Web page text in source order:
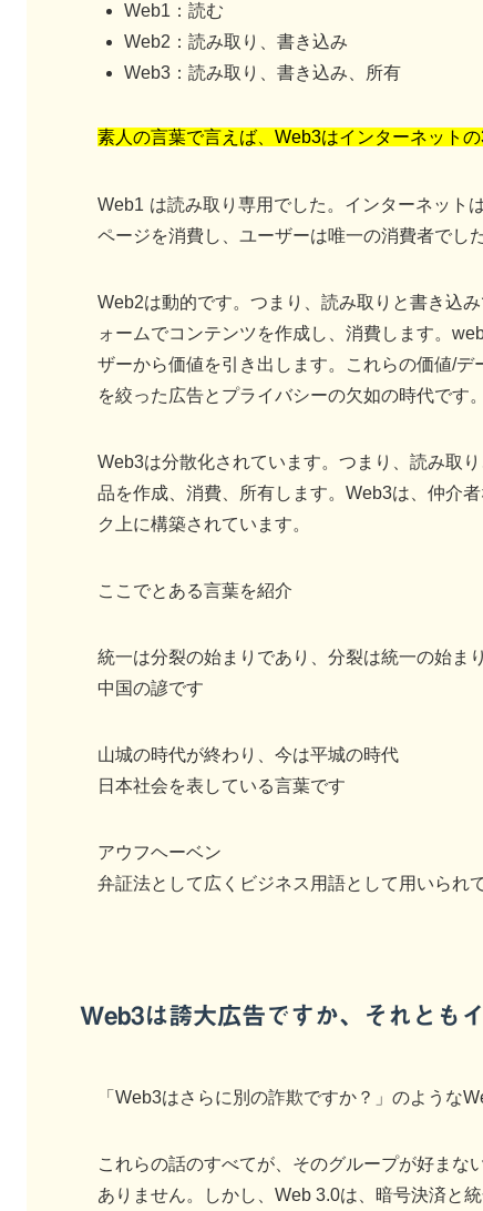
Web1：読む
Web2：読み取り、書き込み
Web3：読み取り、書き込み、所有
素人の言葉で言えば、Web3はインターネット
Web1 は読み取り専用でした。インターネット
ページを消費し、ユーザーは唯一の消費者でした
Web2は動的です。つまり、読み取りと書き込
ォームでコンテンツを作成し、消費します。
ザーから価値を引き出します。これらの価値/
を絞った広告とプライバシーの欠如の時代です。
Web3は分散化されています。つまり、読み取
品を作成、消費、所有します。Web3は、仲介
ク上に構築されています。
ここでとある言葉を紹介
統一は分裂の始まりであり、分裂は統一の始ま
中国の諺です
山城の時代が終わり、今は平城の時代
日本社会を表している言葉です
アウフヘーベン
弁証法として広くビジネス用語として用いられ
Web3は誇大広告ですか、それとも
「Web3はさらに別の詐欺ですか？」のような
これらの話のすべてが、そのグループが好まな
ありません。しかし、Web 3.0は、暗号決済と